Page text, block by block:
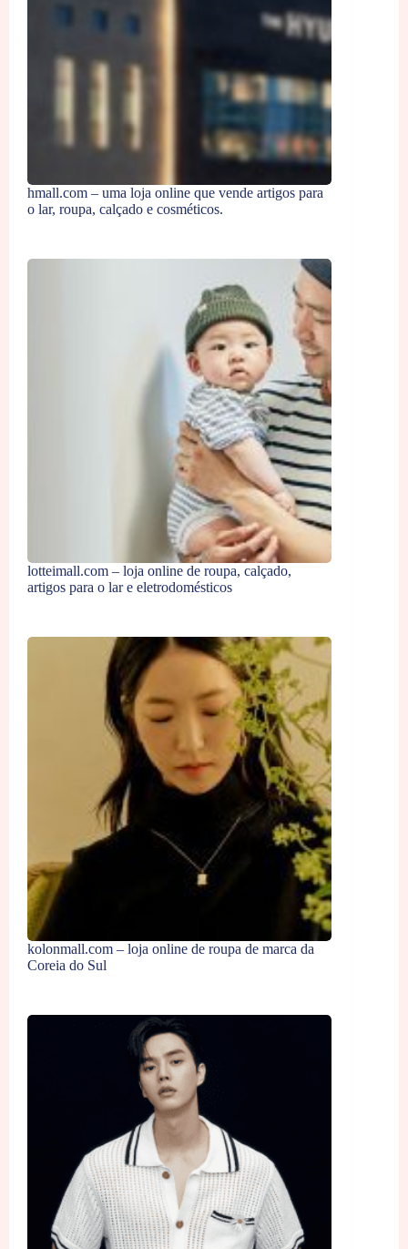
hmall.com – uma loja online que vende artigos para
o lar, roupa, calçado e cosméticos.
lotteimall.com – loja online de roupa, calçado,
artigos para o lar e eletrodomésticos
kolonmall.com – loja online de roupa de marca da
Coreia do Sul